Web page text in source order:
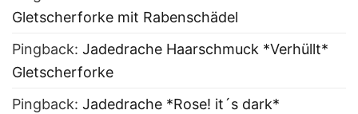
Gletscherforke mit Rabenschädel
Pingback: Jadedrache Haarschmuck *Verhüllt*
Gletscherforke
Pingback: Jadedrache *Rose! it´s dark*